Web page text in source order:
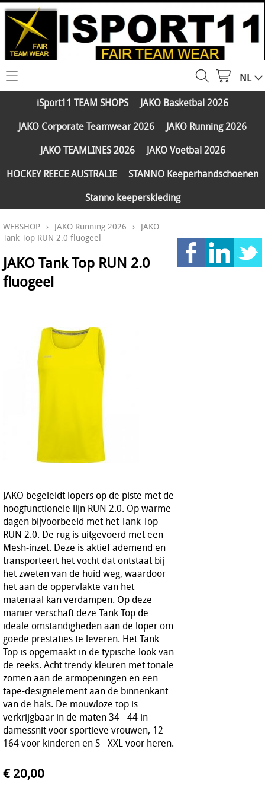
HOME
WEBSHOP
JAKO Running 2026
JAKO TEAMLINES 2026
JAKO Voetbal 2026
HOCKEY REECE AUSTRALIE
Stanno keeperskleding
PARTNERS
Klantengroepen
CONTACT
MY ISPORT11
JAKO Matentabellen
NL
iSport11 TEAM SHOPS
JAKO Basketbal 2026
JAKO Corporate Teamwear 2026
JAKO Running 2026
JAKO TEAMLINES 2026
JAKO Voetbal 2026
HOCKEY REECE AUSTRALIE
STANNO Keeperhandschoenen
Stanno keeperskleding
WEBSHOP › JAKO Running 2026 › JAKO
Tank Top RUN 2.0 fluogeel
JAKO Tank Top RUN 2.0
fluogeel
JAKO begeleidt lopers op de piste met de
hoogfunctionele lijn RUN 2.0. Op warme
dagen bijvoorbeeld met het Tank Top
RUN 2.0. De rug is uitgevoerd met een
Mesh-inzet. Deze is aktief ademend en
transporteert het vocht dat ontstaat bij
het zweten van de huid weg, waardoor
het aan de oppervlakte van het
materiaal kan verdampen. Op deze
manier verschaft deze Tank Top de
ideale omstandigheden aan de loper om
goede prestaties te leveren. Het Tank
Top is opgemaakt in de typische look van
de reeks. Acht trendy kleuren met tonale
zomen aan de armopeningen en een
tape-designelement aan de binnenkant
van de hals. De mouwloze top is
verkrijgbaar in de maten 34 - 44 in
damessnit voor sportieve vrouwen, 12 -
164 voor kinderen en S - XXL voor heren.
€ 20,00